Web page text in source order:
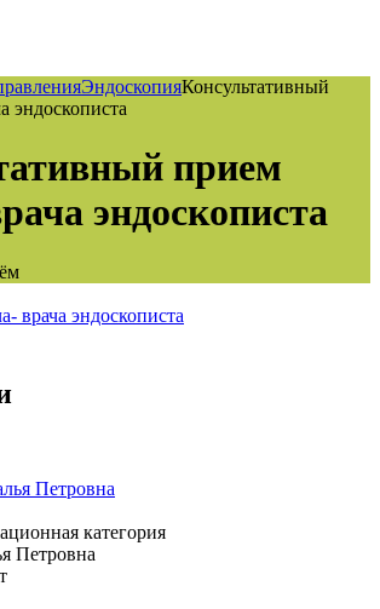
ЭндоскопияКонсультативный
эндоскописта
прием
эндоскописта
врача эндоскописта
категория
Петровна